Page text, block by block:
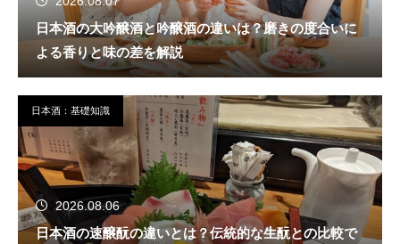
日本酒の大吟醸酒と吟醸酒の違いは？磨きの度合いに
よる香りと味の差を解説
日本酒：基礎知識
2026.08.06
日本酒の速醸酛の違いとは？伝統的な生酛との比較で